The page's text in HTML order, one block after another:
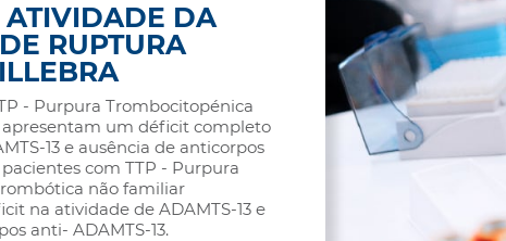
ATIVIDADE DA
RUPTURA
- Purpura Trombocitopénica
um déficit completo
13 e ausência de anticorpos
pacientes com TTP - Purpura
não familiar
na atividade de ADAMTS-13 e
anti- ADAMTS-13.